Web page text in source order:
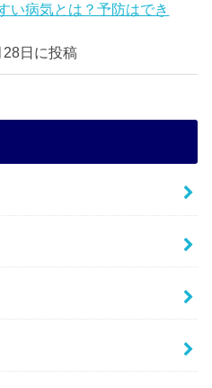
い病気とは？予防はでき
日に投稿